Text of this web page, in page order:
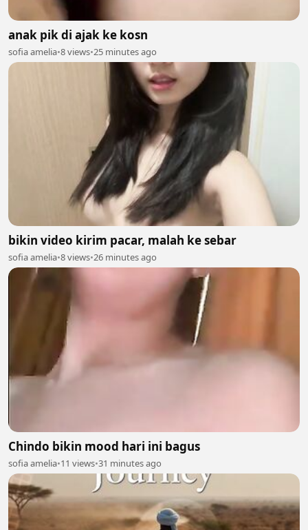
anak pik di ajak ke kosn
sofia amelia•8 views•25 minutes ago
bikin video kirim pacar, malah ke sebar
sofia amelia•8 views•26 minutes ago
Chindo bikin mood hari ini bagus
sofia amelia•11 views•31 minutes ago